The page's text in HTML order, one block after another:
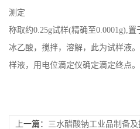
测定
称取约0.25g试样(精确至0.0001g),
冰乙酸，搅拌，溶解，此为试样液
样液，用电位滴定仪确定滴定终点。
上一篇： 三水醋酸钠工业品制备及